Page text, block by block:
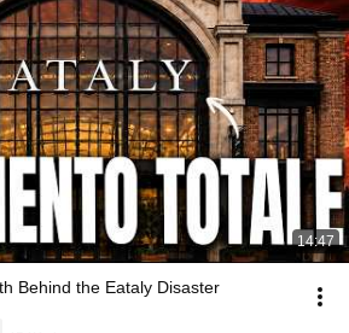
14:47
Behind the Eataly Disaster